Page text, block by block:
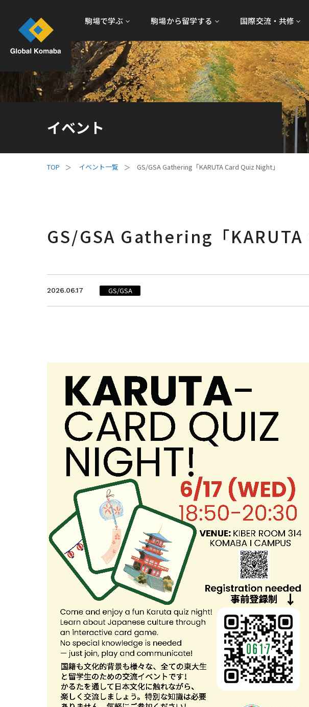
駒場で学ぶ 駒場から留学する 国際交流・共修
イベント
イベント一覧 GS/GSA Gathering「KARUTA Card Quiz Night」
GS/GSA Gathering「
2026.06.17 GS/GSA